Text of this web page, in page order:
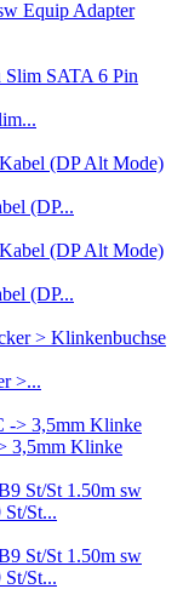
Equip Adapter
(DP...
(DP...
>...
3,5mm Klinke
St...
St...